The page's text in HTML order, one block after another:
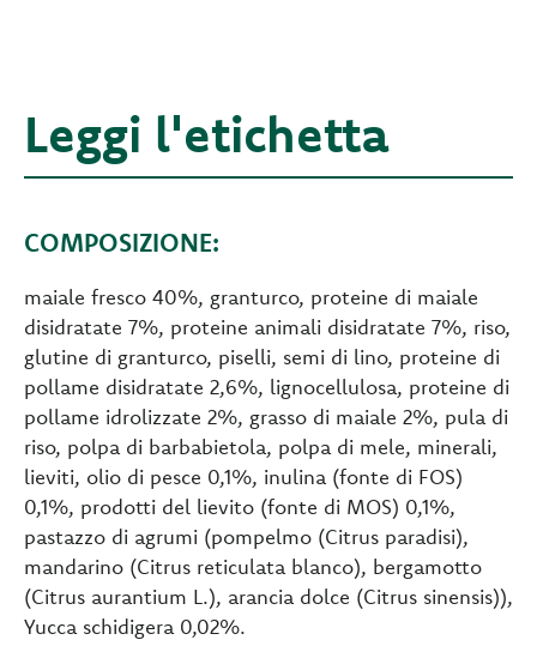
Leggi l'etichetta
COMPOSIZIONE:
maiale fresco 40%, granturco, proteine di maiale
disidratate 7%, proteine animali disidratate 7%, riso,
glutine di granturco, piselli, semi di lino, proteine di
pollame disidratate 2,6%, lignocellulosa, proteine di
pollame idrolizzate 2%, grasso di maiale 2%, pula di
riso, polpa di barbabietola, polpa di mele, minerali,
lieviti, olio di pesce 0,1%, inulina (fonte di FOS)
0,1%, prodotti del lievito (fonte di MOS) 0,1%,
pastazzo di agrumi (pompelmo (Citrus paradisi),
mandarino (Citrus reticulata blanco), bergamotto
(Citrus aurantium L.), arancia dolce (Citrus sinensis)),
Yucca schidigera 0,02%.